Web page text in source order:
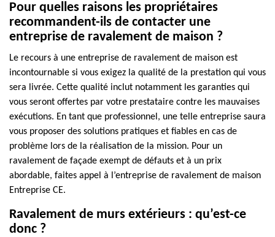
Pour quelles raisons les propriétaires
recommandent-ils de contacter une
entreprise de ravalement de maison ?
Le recours à une entreprise de ravalement de maison est
incontournable si vous exigez la qualité de la prestation qui vous
sera livrée. Cette qualité inclut notamment les garanties qui
vous seront offertes par votre prestataire contre les mauvaises
exécutions. En tant que professionnel, une telle entreprise saura
vous proposer des solutions pratiques et fiables en cas de
problème lors de la réalisation de la mission. Pour un
ravalement de façade exempt de défauts et à un prix
abordable, faites appel à l’entreprise de ravalement de maison
Entreprise CE.
Ravalement de murs extérieurs : qu’est-ce
donc ?